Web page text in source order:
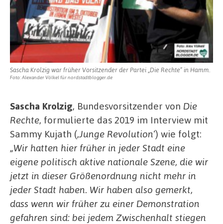
Sascha Krolzig war früher Vorsitzender der Partei „Die Rechte“ in Hamm.
Foto: Alexander Völkel für nordstadtblogger.de
Sascha Krolzig, Bundesvorsitzender von Die
Rechte, formulierte das 2019 im Interview mit
Sammy Kujath (‚Junge Revolution‘) wie folgt:
„Wir hatten hier früher in jeder Stadt eine
eigene politisch aktive nationale Szene, die wir
jetzt in dieser Größenordnung nicht mehr in
jeder Stadt haben. Wir haben also gemerkt,
dass wenn wir früher zu einer Demonstration
gefahren sind: bei jedem Zwischenhalt stiegen